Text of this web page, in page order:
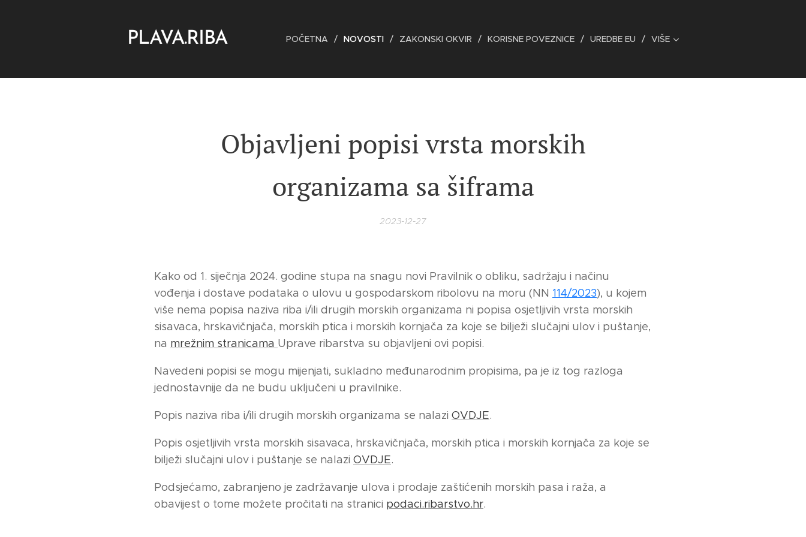
PLAVA.RIBA POČETNA NOVOSTI ZAKONSKI OKVIR KORISNE POVEZNICE UREDBE EU VIŠE
Objavljeni popisi vrsta morskih
organizama sa šiframa
2023-12-27
Kako od 1. siječnja 2024. godine stupa na snagu novi Pravilnik o obliku, sadržaju i načinu
vođenja i dostave podataka o ulovu u gospodarskom ribolovu na moru (NN 114/2023), u kojem
više nema popisa naziva riba i/ili drugih morskih organizama ni popisa osjetljivih vrsta morskih
sisavaca, hrskavičnjača, morskih ptica i morskih kornjača za koje se bilježi slučajni ulov i puštanje,
na mrežnim stranicama Uprave ribarstva su objavljeni ovi popisi.
Navedeni popisi se mogu mijenjati, sukladno međunarodnim propisima, pa je iz tog razloga
jednostavnije da ne budu uključeni u pravilnike.
Popis naziva riba i/ili drugih morskih organizama se nalazi OVDJE.
Popis osjetljivih vrsta morskih sisavaca, hrskavičnjača, morskih ptica i morskih kornjača za koje se
bilježi slučajni ulov i puštanje se nalazi OVDJE.
Podsjećamo, zabranjeno je zadržavanje ulova i prodaje zaštićenih morskih pasa i raža, a
obavijest o tome možete pročitati na stranici podaci.ribarstvo.hr.